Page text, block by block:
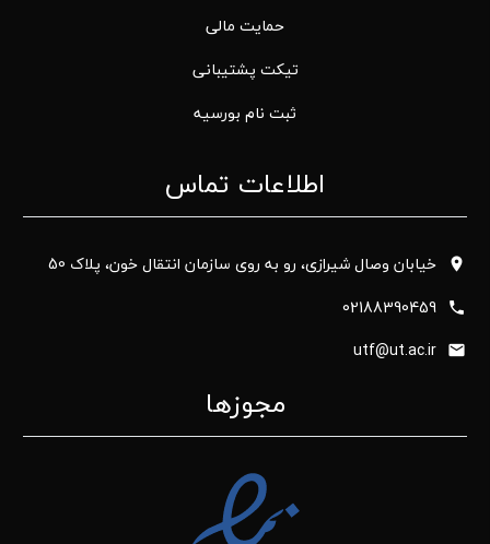
حمایت مالی
تیکت پشتیبانی
ثبت نام بورسیه
اطلاعات تماس
خیابان وصال شیرازی، رو به روی سازمان انتقال خون، پلاک 50
02188390459
utf@ut.ac.ir
مجوزها